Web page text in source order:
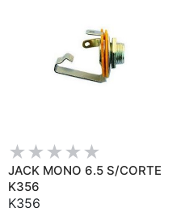
JACK MONO 6.5 S/CORTE
K356
K356